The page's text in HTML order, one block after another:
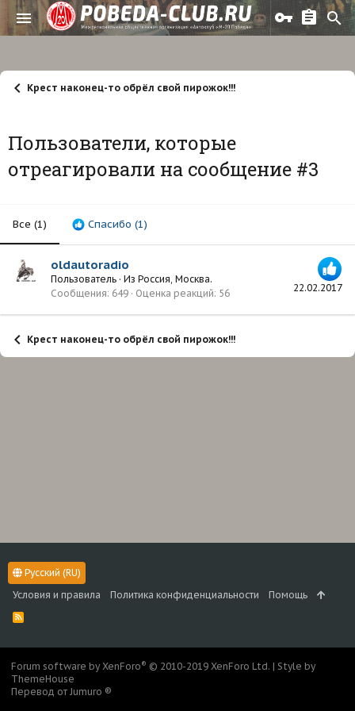
Крест наконец-то обрёл свой пирожок!!!
Пользователи, которые
отреагировали на сообщение #3
Все (1) Спасибо (1)
22.02.2017
oldautoradio
Пользователь · Из Россия, Москва.
Сообщения 649 Оценка реакций 56
Крест наконец-то обрёл свой пирожок!!!
Русский (RU)
Условия и правила
Политика конфиденциальности Помощь
R
S
Forum software by XenForo® © 2010-2019 XenForo Ltd. | Style by
ThemeHouse
Перевод от Jumuro ®